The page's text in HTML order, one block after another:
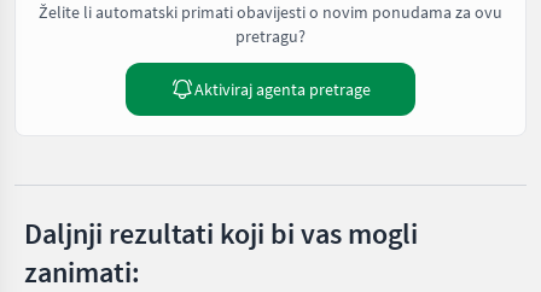
Želite li automatski primati obavijesti o novim ponudama za ovu
pretragu?
Aktiviraj agenta pretrage
Daljnji rezultati koji bi vas mogli
zanimati: